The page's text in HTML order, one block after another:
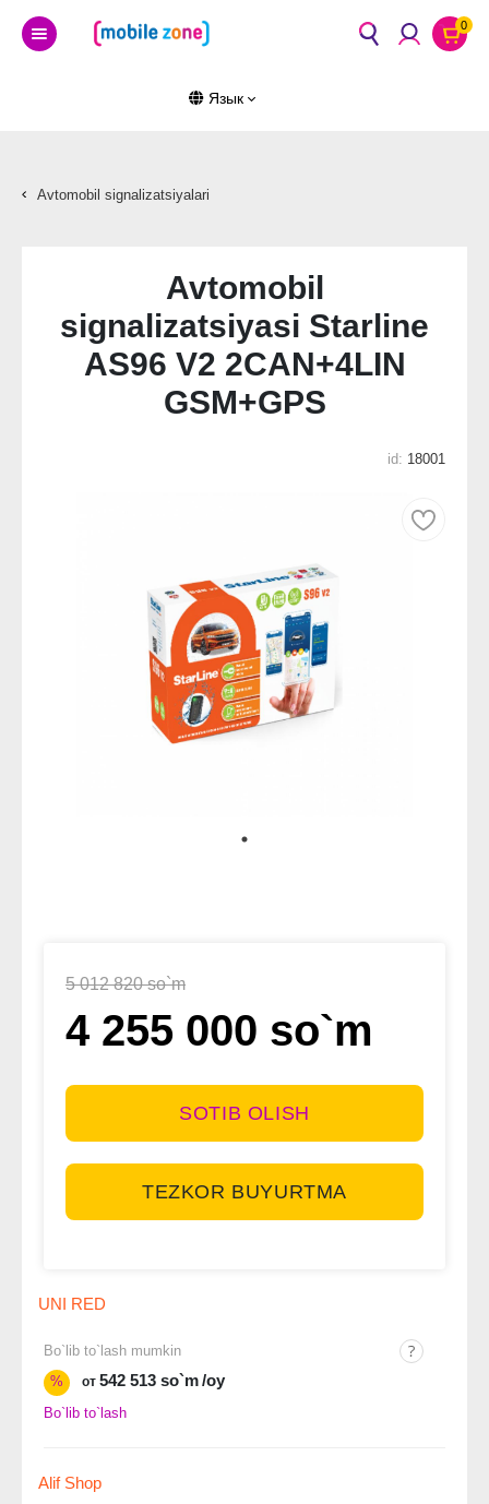
0
Язык
Avtomobil signalizatsiyalari
Avtomobil
signalizatsiyasi Starline
AS96 V2 2CAN+4LIN
GSM+GPS
id: 18001
5 012 820 so`m
4 255 000 so`m
SOTIB OLISH
TEZKOR BUYURTMA
UNI RED
Bo`lib to`lash mumkin
%
от 542 513 so`m/oy
Bo`lib to`lash
Alif Shop